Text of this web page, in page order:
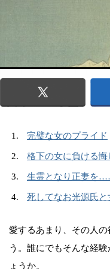
完璧な女のプライド
格下の女に負ける
生霊となり正妻を
死してなお光源氏と
愛するあまり、その人
う。誰にでもそんな経
ょうか。